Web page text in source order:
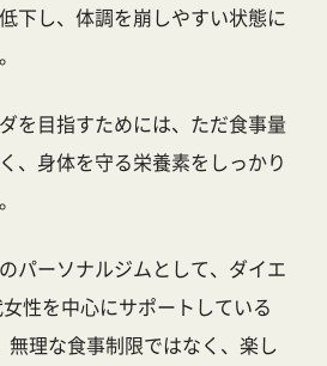
下し、体調を崩しやすい状態に
を目指すためには、ただ食事量
、身体を守る栄養素をしっかり
パーソナルジムとして、ダイエ
性を中心にサポートしている
無理な食事制限ではなく、楽し